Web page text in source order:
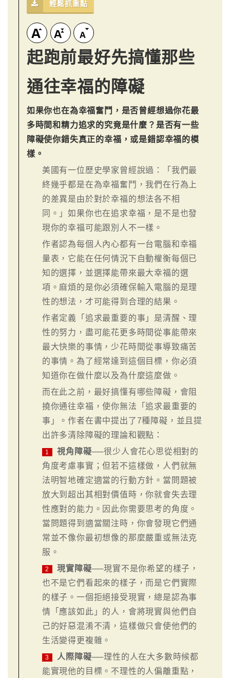
輕鬆抓重點
起跑前最好先搞懂那些
通往幸福的障礙
如果你也在為幸福奮鬥，是否曾經想過你花最
多時間和精力追求的究竟是什麼？是否有一些
障礙使你錯失真正的幸福，或是錯認幸福的模
樣。
美國有一位歷史學家曾經說過：「我們最
終幾乎都是在為幸福奮鬥，我們在行為上
的差異是由於對於幸福的想法各不相
同。」如果你也在追求幸福，是不是也發
現你的幸福可能跟別人不一樣。
作者認為每個人內心都有一台電腦和幸福
量表，它能在任何情況下自動權衡每個已
知的選擇，並選擇能帶來最大幸福的選
項。麻煩的是你必須確保輸入電腦的是理
性的想法，才可能得到合理的結果。
作者定義「追求最重要的事」是清醒、理
性的努力，盡可能花更多時間從事能帶來
最大快樂的事情，少花時間從事導致痛苦
的事情。為了經常達到這個目標，你必須
知道你在做什麼以及為什麼這麼做。
而在此之前，最好搞懂有哪些障礙，會阻
撓你通往幸福，使你無法「追求最重要的
事」。作者在書中提出了7種障礙，並且提
出許多清除障礙的理論和觀點：
1 視角障礙──很少人會花心思從相對的
角度考慮事實；但若不這樣做，人們就無
法明智地確定適當的行動方針。當問題被
放大到超出其相對價值時，你就會失去理
性應對的能力。因此你需要思考的角度。
當問題得到適當關注時，你會發現它們通
常並不像你最初想像的那麼嚴重或無法克
服。
2 現實障礙──現實不是你希望的樣子，
也不是它們看起來的樣子，而是它們實際
的樣子。一個拒絕接受現實，總是認為事
情「應該如此」的人，會將現實與他們自
己的好惡混淆不清，這樣做只會使他們的
生活變得更複雜。
3 人際障礙──理性的人在大多數時候都
能實現他的目標。不理性的人偏離重點，